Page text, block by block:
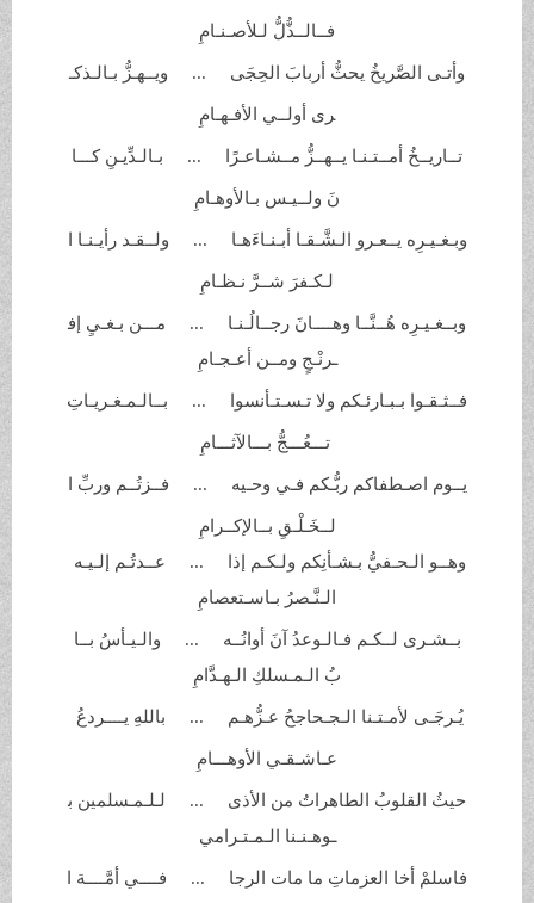
فــالــذُّلُّلـلأصـنـامِ
وأتـى الصَّريخُ يحثُّ أربابَالحِجَى ... ويــهـزُّ بـالـذكـ
رى أولــيالأفـهـامِ
تــاريــخُ أمــتـنـا يــهــزُّمــشـاعـرًا ... بـالـدِّيـنِ كـــا
نَ ولــيـسبـالأوهـامِ
وبـغـيـرِه يــعـرو الـشَّـقـاأبـنـاءَهـا ... ولــقـد رأيـنـا ا
لـكـفرَ شــرَّنـظـامِ
وبــغـيـرِه هُــنَّــا وهــــانَ رجــالُـنـا ... مـــن بـغـيِ إف
ـرنْـجٍ ومــنأعـجـامِ
فــثـقـوا بـبـارئـكم ولا تـسـتـأنسوا ... بــالـمـغـريـاتِ
تـــعُـــجُّبـــالآثـــامِ
يــوم اصـطفاكم ربُّـكم فـيوحـيه ... فــزتُــم وربِّ ا
لــخَـلْـقِ بــالإكــرامِ
وهــو الـحـفيُّ بـشـأنِكم ولـكـم إذا ... عــدتُـم إلـيـه
الـنَّـصرُبـاسـتعصامِ
بــشـرى لــكـم فـالـوعدُ آنَ أوانُــه ... والـيـأسُ بــا
بُ الـمـسلكِالـهـدَّامِ
يُـرجَـى لأمـتـنا الـجـحاجحُعـزُّهـم ... باللهِ يــــردعُ
عـاشـقـيالأوهـــامِ
حيثُ القلوبُ الطاهراتُ من الأذى ... لـلـمـسلمين ب
ـوهـنـناالـمـتـرامي
فاسلمْ أخا العزماتِ ما مات الرجا ... فــــي أمَّــــة ا